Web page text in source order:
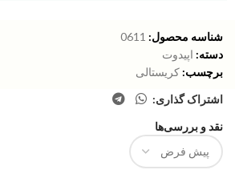
شناسه محصول: 0611
دسته: اپیدوت
برچسب: کریستالی
اشتراک گذاری:
نقد و بررسی‌ها